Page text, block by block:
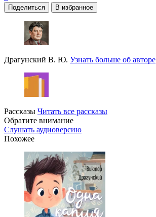
Поделиться В избранное
Драгунский В. Ю. Узнать больше об авторе
Рассказы Читать все рассказы
Обратите внимание
Слушать аудиоверсию
Похожее